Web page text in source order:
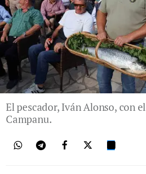
El pescador, Iván Alonso, con el
Campanu.